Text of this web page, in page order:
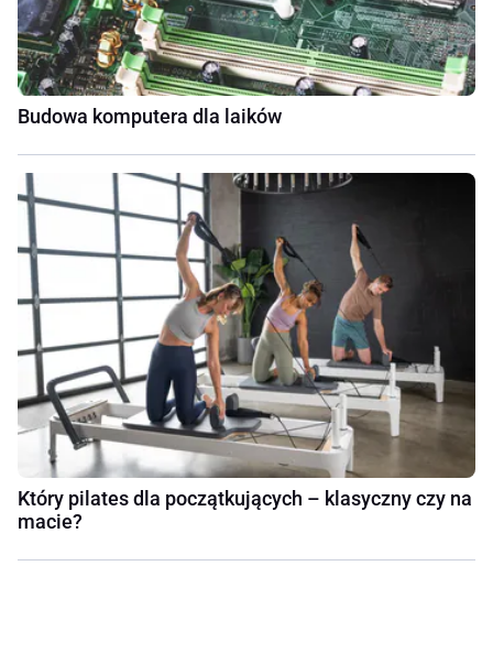
Budowa komputera dla laików
Który pilates dla początkujących – klasyczny czy na
macie?